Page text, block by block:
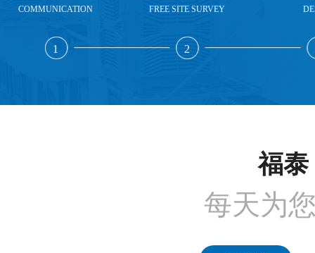
COMMUNICATION
1
FREE SITE SURVEY
2
福泰
每天为